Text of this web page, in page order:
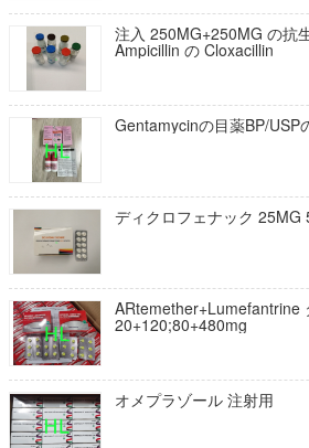
注入 250MG+250MG の抗
Ampicillin の Cloxacillin
Gentamycinの目薬BP/USP
ディクロフェナック 25MG
ARtemether+Lumefantrine
20+120;80+480mg
オメプラゾール 注射用